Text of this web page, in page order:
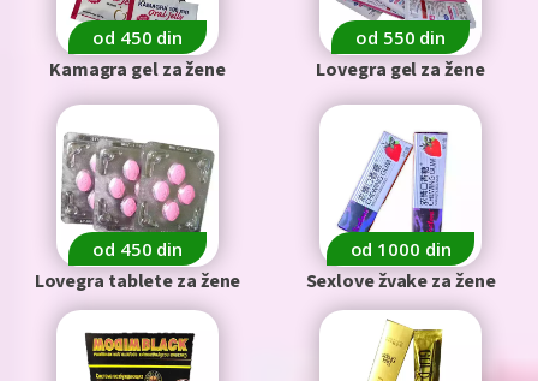
od 450 din
Kamagra gel za žene
od 550 din
Lovegra gel za žene
od 450 din
Lovegra tablete za žene
od 1000 din
Sexlove žvake za žene